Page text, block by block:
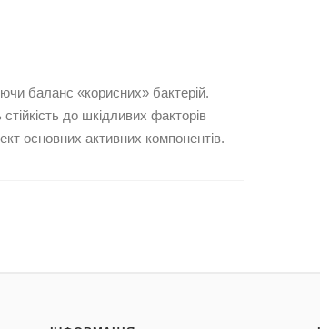
баланс «корисних» бактерій.
до шкідливих факторів
основних активних компонентів.